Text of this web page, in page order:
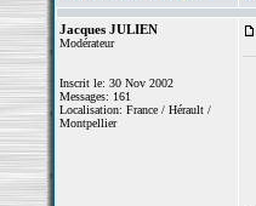
Jacques JULIEN
Modérateur
Inscrit le: 30 Nov 2002
Messages: 161
Localisation: France / Hérault /
Montpellier